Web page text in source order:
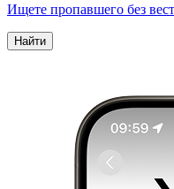
Ищете пропавшего без
Найти